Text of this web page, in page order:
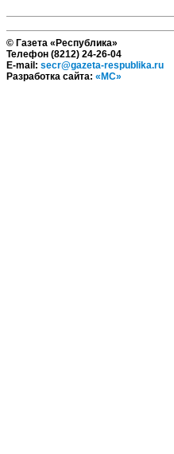
© Газета «Республика»
Телефон (8212) 24-26-04
E-mail: secr@gazeta-respublika.ru
Разработка сайта: «МС»